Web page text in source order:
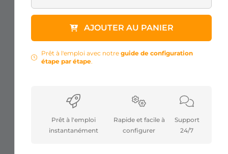
AJOUTER AU PANIER
Prêt à l'emploi avec notre guide de configuration
étape par étape.
Prêt à l'emploi
instantanément
Rapide et facile à
configurer
Support
24/7